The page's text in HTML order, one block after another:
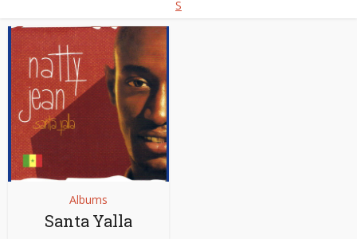
S
Albums
Santa Yalla